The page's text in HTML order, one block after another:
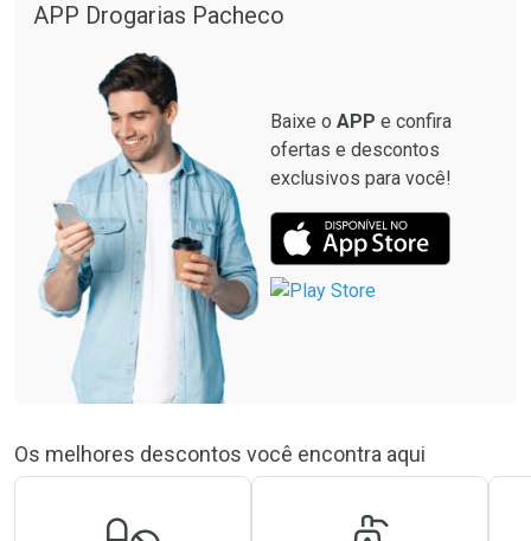
APP Drogarias Pacheco
Baixe o APP e confira
ofertas e descontos
exclusivos para você!
Os melhores descontos você encontra aqui